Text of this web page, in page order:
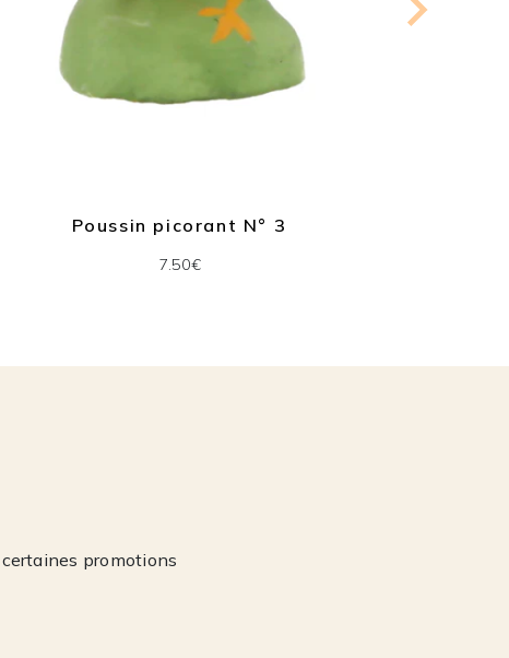
Poussin picorant N° 3
7.50€
promotions